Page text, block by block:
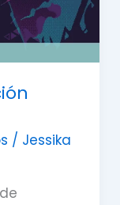
/ Jessika